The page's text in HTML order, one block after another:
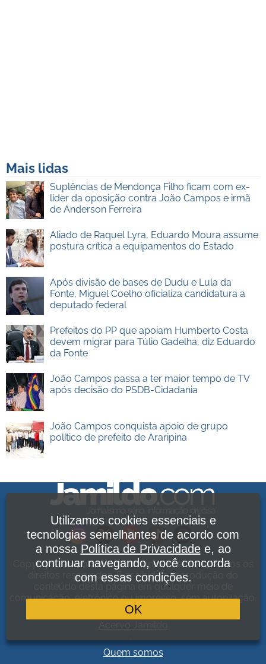
Mais lidas
Suplências de Mendonça Filho ficam com ex-
líder da oposição contra João Campos e irmã
de Anderson Ferreira
Aliado de Raquel Lyra, Eduardo Moura assume
postura crítica a equipamentos do Estado
Após divisão de bases de Dudu e Lula da
Fonte, Miguel Coelho oficializa candidatura a
deputado federal
Prefeitos do PP que apoiam Humberto Costa
devem migrar para Túlio Gadelha, diz Eduardo
da Fonte
João Campos passa a ter maior tempo de TV
após decisão do PSDB-Cidadania
João Campos conquista apoio de grupo
político de prefeito de Araripina
Copyright Jamildo Melo Comunicações Ltda. Todos os
direitos reservados. É proibida a reprodução do
conteúdo desta página em qualquer meio de
comunicação, eletrônico ou impresso, sem autorização.
Política de Privacidade
Quem somos
Utilizamos cookies essenciais e
tecnologias semelhantes de acordo com
a nossa Política de Privacidadee, ao
continuar navegando, você concorda
com essas condições.
OK